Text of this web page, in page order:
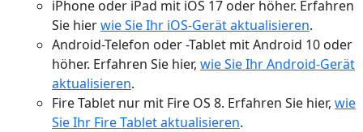
iPhone oder iPad mit iOS 17 oder höher. Erfahren
Sie hierwie Sie Ihr iOS-Gerät aktualisieren.
Android-Telefon oder -Tablet mit Android 10 oder
höher. Erfahren Sie hier, wie Sie Ihr Android-Gerät
aktualisieren.
Fire Tablet nur mit Fire OS 8. Erfahren Sie hier, wie
Sie Ihr Fire Tablet aktualisieren.